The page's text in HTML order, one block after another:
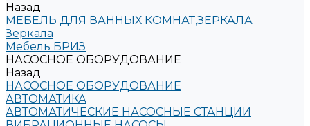
Назад
МЕБЕЛЬ ДЛЯ ВАННЫХ КОМНАТ,ЗЕРКАЛА
Зеркала
Мебель БРИЗ
НАСОСНОЕ ОБОРУДОВАНИЕ
Назад
НАСОСНОЕ ОБОРУДОВАНИЕ
АВТОМАТИКА
АВТОМАТИЧЕСКИЕ НАСОСНЫЕ СТАНЦИИ